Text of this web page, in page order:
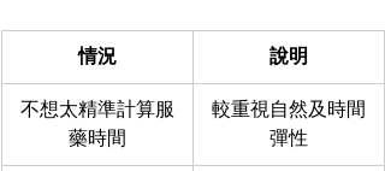
情況 說明
不想太精準計算服
藥時間
較重視自然及時間
彈性